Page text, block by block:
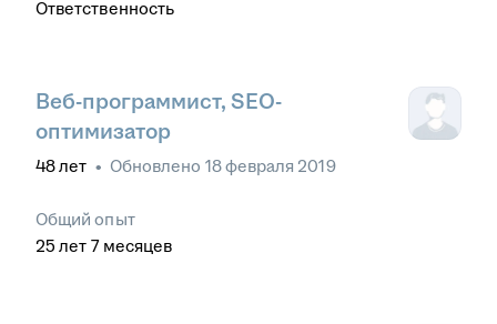
Ответственность
Веб-программист, SEO-
оптимизатор
48лет • Обновлено 18 февраля 2019
Общий опыт
25 лет 7 месяцев